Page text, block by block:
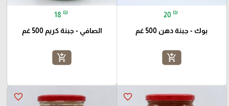
20 ₪
بوك - جبنة دهن 500 غم
add_shopping_cart
18 ₪
الصافي - جبنة كريم 500 غم
add_shopping_cart
favorite_border
favorite_border